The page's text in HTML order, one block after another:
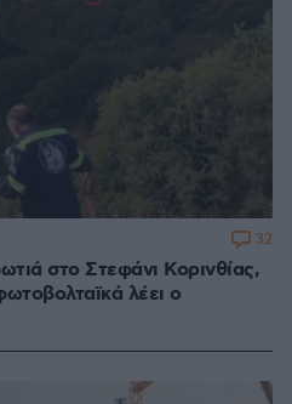
στο Στεφάνι Κορινθίας,
λέει ο
32